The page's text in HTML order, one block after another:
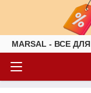
MARSAL - ВСЕ